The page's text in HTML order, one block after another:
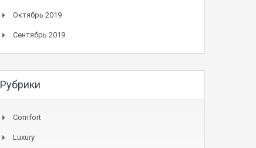
Октябрь 2019
Сентябрь 2019
Рубрики
Comfort
Luxury